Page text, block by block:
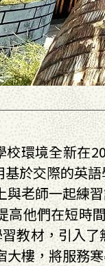
校環境全新在
基於交際的英
與⽼師⼀起練
⾼他們在短時
教材，引⼊
大樓，將服務